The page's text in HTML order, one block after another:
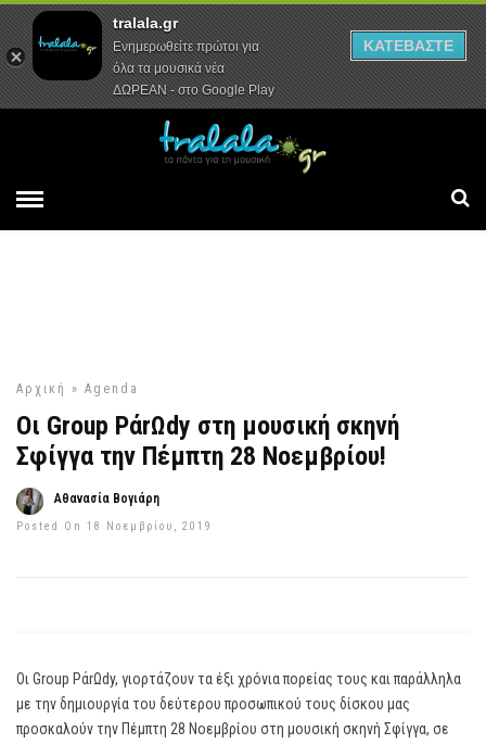
Αρχική Συνεντεύξεις Ρεπορτάζ
Αρχική » Agenda
Οι Group PάrΩdy στη μουσική σκηνή
Σφίγγα την Πέμπτη 28 Νοεμβρίου!
Αθανασία Βογιάρη
Posted On 18 Νοεμβρίου, 2019
Οι Group PάrΩdy, γιορτάζουν τα έξι χρόνια πορείας τους και παράλληλα
με την δημιουργία του δεύτερου προσωπικού τους δίσκου μας
προσκαλούν την Πέμπτη 28 Νοεμβρίου στη μουσική σκηνή Σφίγγα, σε
tralala.gr
Ενημερωθείτε πρώτοι για
όλα τα μουσικά νέα
ΔΩΡΕΑΝ - στο Google Play
ΚΑΤΕΒΑΣΤΕ